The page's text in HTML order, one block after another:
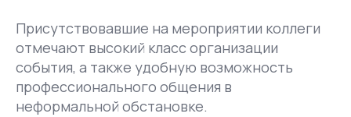
Присутствовавшие на мероприятии коллеги
отмечают высокий класс организации
события, а также удобную возможность
профессионального общения в
неформальной обстановке.